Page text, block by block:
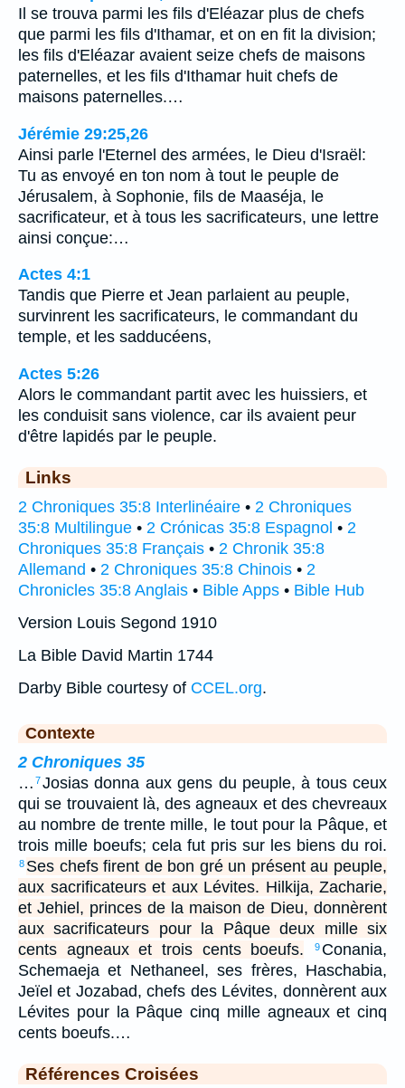
Il se trouva parmi les fils d'Eléazar plus de chefs
que parmi les fils d'Ithamar, et on en fit la division;
les fils d'Eléazar avaient seize chefs de maisons
paternelles, et les fils d'Ithamar huit chefs de
maisons paternelles.…
Jérémie 29:25,26
Ainsi parle l'Eternel des armées, le Dieu d'Israël:
Tu as envoyé en ton nom à tout le peuple de
Jérusalem, à Sophonie, fils de Maaséja, le
sacrificateur, et à tous les sacrificateurs, une lettre
ainsi conçue:…
Actes 4:1
Tandis que Pierre et Jean parlaient au peuple,
survinrent les sacrificateurs, le commandant du
temple, et les sadducéens,
Actes 5:26
Alors le commandant partit avec les huissiers, et
les conduisit sans violence, car ils avaient peur
d'être lapidés par le peuple.
Links
2 Chroniques 35:8 Interlinéaire • 2 Chroniques
35:8 Multilingue • 2 Crónicas 35:8 Espagnol • 2
Chroniques 35:8 Français • 2 Chronik 35:8
Allemand • 2 Chroniques 35:8 Chinois • 2
Chronicles 35:8 Anglais • Bible Apps • Bible Hub
Version Louis Segond 1910
La Bible David Martin 1744
Darby Bible courtesy of CCEL.org.
Contexte
2 Chroniques 35
… 7Josias donna aux gens du peuple, à tous ceux
qui se trouvaient là, des agneaux et des chevreaux
au nombre de trente mille, le tout pour la Pâque, et
trois mille boeufs; cela fut pris sur les biens du roi.
8 Ses chefs firent de bon gré un présent au peuple,
aux sacrificateurs et aux Lévites. Hilkija, Zacharie,
et Jehiel, princes de la maison de Dieu, donnèrent
aux sacrificateurs pour la Pâque deux mille six
cents agneaux et trois cents boeufs.
9 Conania,
Schemaeja et Nethaneel, ses frères, Haschabia,
Jeïel et Jozabad, chefs des Lévites, donnèrent aux
Lévites pour la Pâque cinq mille agneaux et cinq
cents boeufs.…
Références Croisées